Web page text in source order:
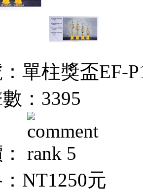
單柱獎盃EF-
：3395
NT1250元